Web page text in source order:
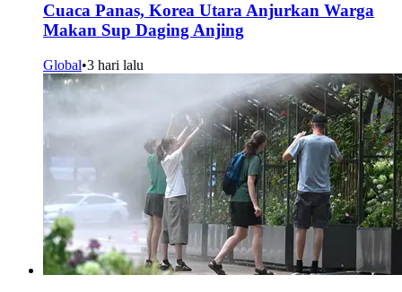
Cuaca Panas, Korea Utara Anjurkan Warga
Makan Sup Daging Anjing
Global•3 hari lalu